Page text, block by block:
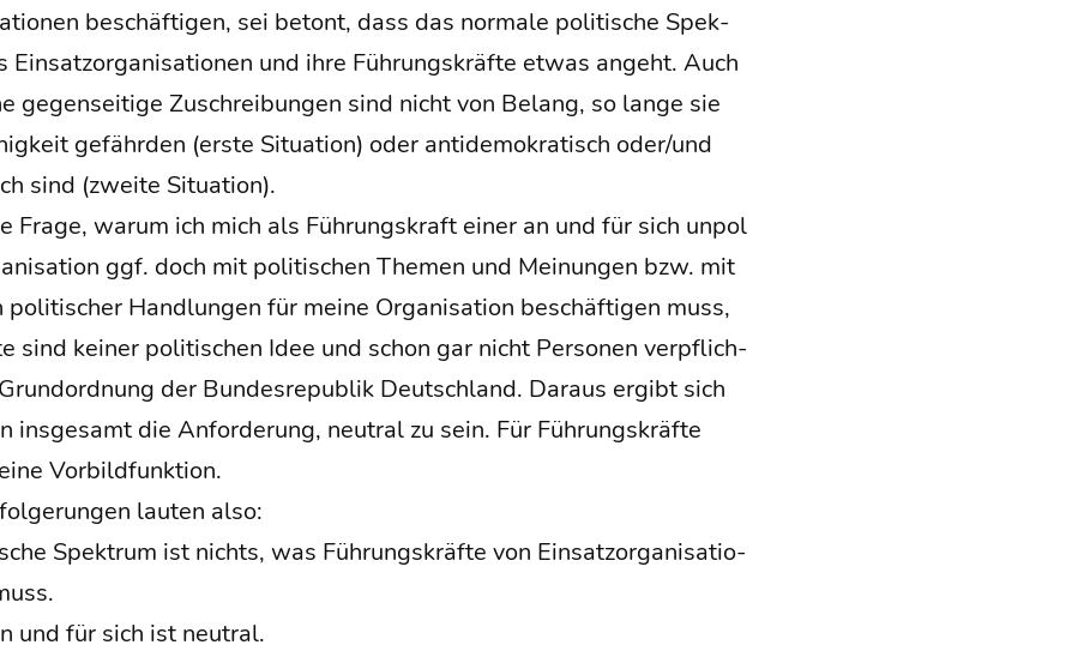
beschäf­ti­gen, sei betont, dass das nor­ma­le poli­ti­sche Spek­
Ein­satz­or­ga­ni­sa­tio­nen und ihre Füh­rungs­kräf­te etwas angeht. Auch
gegen­sei­ti­ge Zuschrei­bun­gen sind nicht von Belang, so lan­ge sie
gefähr­den (ers­te Situa­ti­on) oder anti­de­mo­kra­tisch oder/und
sind (zwei­te Situation).
Fra­ge, war­um ich mich als Füh­rungs­kraft einer an und für sich unpo­l
ggf. doch mit poli­ti­schen The­men und Mei­nun­gen bzw. mit
poli­ti­scher Hand­lun­gen für mei­ne Orga­ni­sa­ti­on beschäf­ti­gen muss,
sind kei­ner poli­ti­schen Idee und schon gar nicht Per­so­nen ver­pflich­
der Bun­des­re­pu­blik Deutsch­land. Dar­aus ergibt sich
ins­ge­samt die Anfor­de­rung, neu­tral zu sein. Für Füh­rungs­kräf­te
Vorbildfunktion.
lau­ten also:
Spek­trum ist nichts, was Füh­rungs­kräf­te von Ein­satz­or­ga­ni­sa­tio­
und für sich ist neu­tral.